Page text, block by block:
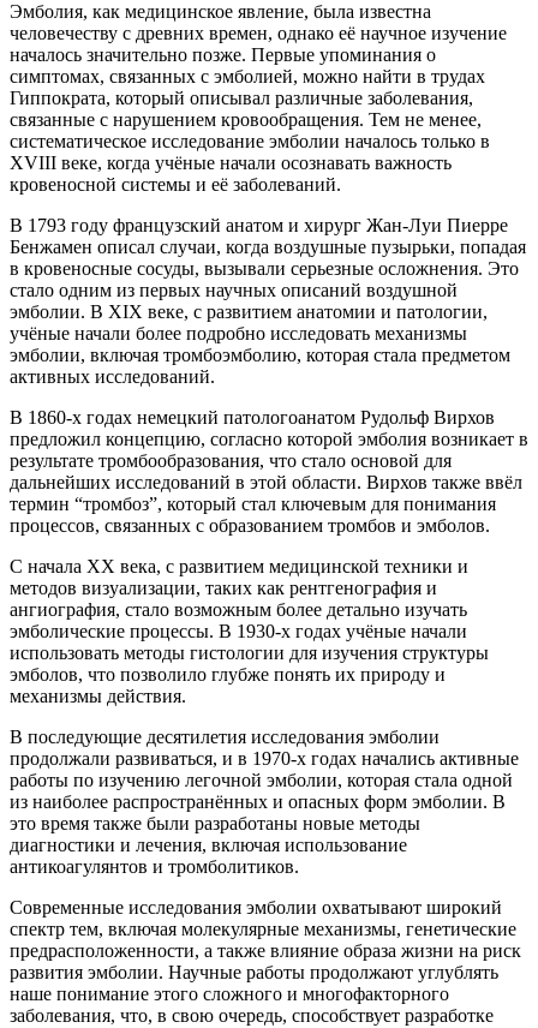
Эмболия, как медицинское явление, была известна
человечеству с древних времен, однако её научное изучение
началось значительно позже. Первые упоминания о
симптомах, связанных с эмболией, можно найти в трудах
Гиппократа, который описывал различные заболевания,
связанные с нарушением кровообращения. Тем не менее,
систематическое исследование эмболии началось только в
XVIII веке, когда учёные начали осознавать важность
кровеносной системы и её заболеваний.
В 1793 году французский анатом и хирург Жан-Луи Пиерре
Бенжамен описал случаи, когда воздушные пузырьки, попадая
в кровеносные сосуды, вызывали серьезные осложнения. Это
стало одним из первых научных описаний воздушной
эмболии. В XIX веке, с развитием анатомии и патологии,
учёные начали более подробно исследовать механизмы
эмболии, включая тромбоэмболию, которая стала предметом
активных исследований.
В 1860-х годах немецкий патологоанатом Рудольф Вирхов
предложил концепцию, согласно которой эмболия возникает в
результате тромбообразования, что стало основой для
дальнейших исследований в этой области. Вирхов также ввёл
термин “тромбоз”, который стал ключевым для понимания
процессов, связанных с образованием тромбов и эмболов.
С начала XX века, с развитием медицинской техники и
методов визуализации, таких как рентгенография и
ангиография, стало возможным более детально изучать
эмболические процессы. В 1930-х годах учёные начали
использовать методы гистологии для изучения структуры
эмболов, что позволило глубже понять их природу и
механизмы действия.
В последующие десятилетия исследования эмболии
продолжали развиваться, и в 1970-х годах начались активные
работы по изучению легочной эмболии, которая стала одной
из наиболее распространённых и опасных форм эмболии. В
это время также были разработаны новые методы
диагностики и лечения, включая использование
антикоагулянтов и тромболитиков.
Современные исследования эмболии охватывают широкий
спектр тем, включая молекулярные механизмы, генетические
предрасположенности, а также влияние образа жизни на риск
развития эмболии. Научные работы продолжают углублять
наше понимание этого сложного и многофакторного
заболевания, что, в свою очередь, способствует разработке